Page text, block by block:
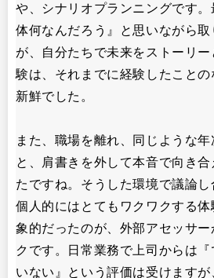
や、シナリオプランニングです
体何なんだろう』と思いながら取
が、自分たちで未来をストーリ
験は、それまでに経験したこと
新鮮でした。
また、職場を離れ、同じような
と、肩書きを外して本音で向き
たですね。そうした環境で議論し
個人的にはとてもワクワクする
象的だったのが、外部アセッサ
クです。日常業務で上司からは
いない』という評価は受けますが